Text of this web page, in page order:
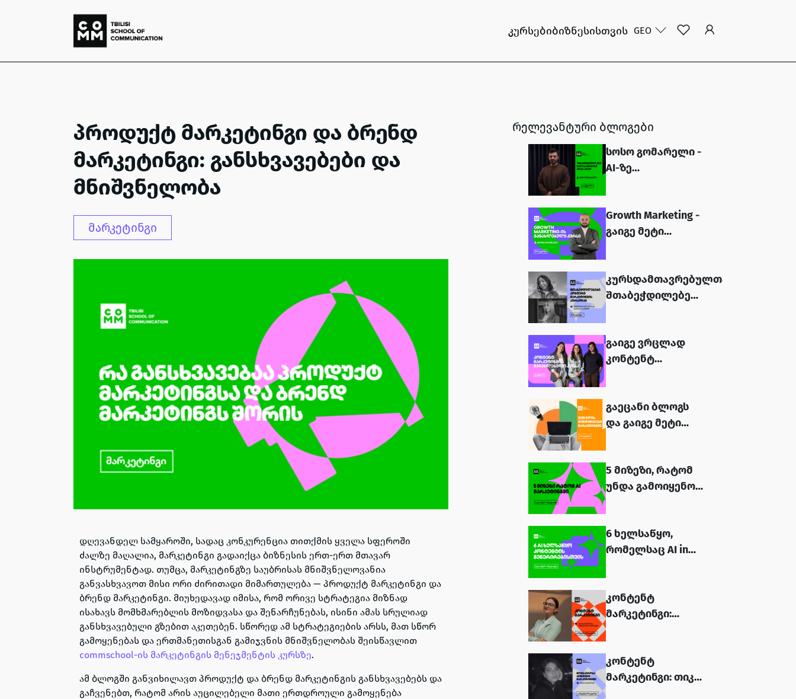
კურსებიბიზნესისთვის GEO
პროდუქტ მარკეტინგი და ბრენდ
მარკეტინგი: განსხვავებები და
მნიშვნელობა
მარკეტინგი
დღევანდელ სამყაროში, სადაც კონკურენცია თითქმის ყველა სფეროში
ძალზე მაღალია, მარკეტინგი გადაიქცა ბიზნესის ერთ-ერთ მთავარ
ინსტრუმენტად. თუმცა, მარკეტინგზე საუბრისას მნიშვნელოვანია
განვასხვავოთ მისი ორი ძირითადი მიმართულება — პროდუქტ მარკეტინგი და
ბრენდ მარკეტინგი. მიუხედავად იმისა, რომ ორივე სტრატეგია მიზნად
ისახავს მომხმარებლის მოზიდვასა და შენარჩუნებას, ისინი ამას სრულიად
განსხვავებული გზებით აკეთებენ. სწორედ ამ სტრატეგიების არსს, მათ სწორ
გამოყენებას და ერთმანეთისგან გამიჯვნის მნიშვნელობას შეისწავლით
commschool-ის მარკეტინგის მენეჯმენტის კურსზე.
ამ ბლოგში განვიხილავთ პროდუქტ და ბრენდ მარკეტინგის განსხვავებებს და
გაჩვენებთ, რატომ არის აუცილებელი მათი ერთდროული გამოყენება
რელევანტური ბლოგები
სოსო გომარელი -
AI-ზე
ლექტორი...
Growth Marketing -
გაიგე მეტი
კურსდამთავრებულთა
შთაბეჭდილებები
გაიგე ვრცლად
კონტენტ
კურსის შესახებ...
გაეცანი ბლოგს
და გაიგე მეტი
ტენდენციებზე
მარკეტინგში...
5 მიზეზი, რატომ
უნდა გამოიყენოს
6 ხელსაწყო,
რომელსაც AI in
კონტენტ
მარკეტინგი:
კონტენტ
მარკეტინგი: თიკო